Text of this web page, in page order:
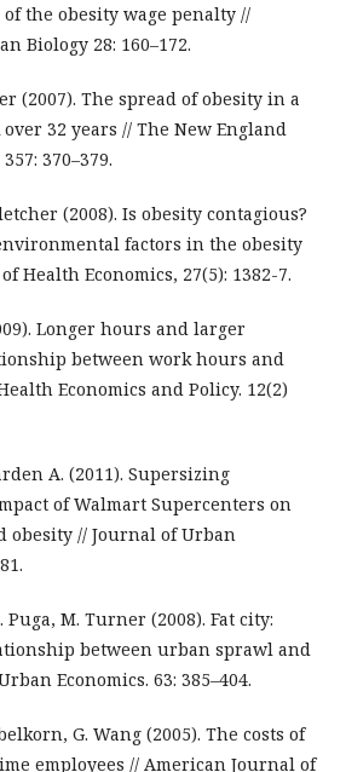
the obesity wage penalty //
Biology 28: 160–172.
(2007). The spread of obesity in a
32 years // The New England
370–379.
(2008). Is obesity contagious?
factors in the obesity
Health Economics, 27(5): 1382-7.
Longer hours and larger
between work hours and
Economics and Policy. 12(2)
A. (2011). Supersizing
of Walmart Supercenters on
obesity // Journal of Urban
Puga, M. Turner (2008). Fat city:
between urban sprawl and
Economics. 63: 385–404.
G. Wang (2005). The costs of
employees // American Journal of